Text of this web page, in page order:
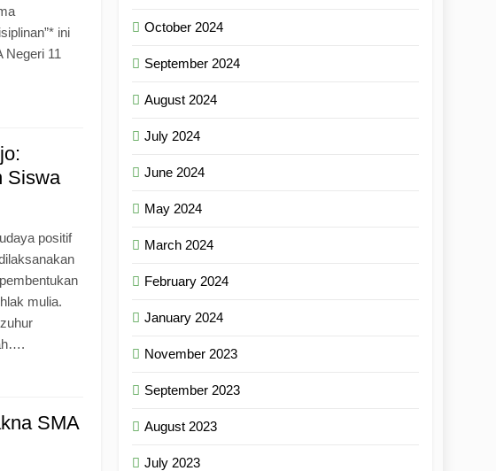
ini
11
Siswa
positif
mulia.
SMA
October 2024
September 2024
August 2024
July 2024
June 2024
May 2024
March 2024
February 2024
January 2024
November 2023
September 2023
August 2023
July 2023